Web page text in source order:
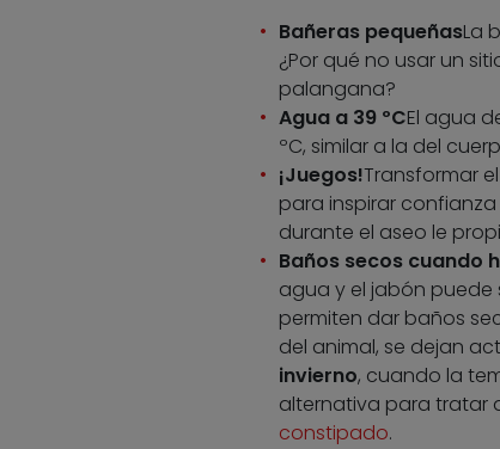
Bañeras pequeñasLa
¿Por qué no usar un
palangana?
Agua a 39 ºCEl agua
ºC, similar a la del
¡Juegos!Transformar
para inspirar
durante el aseo le
Baños secos cuando
agua y el jabón puede
permiten dar baños
del animal, se dejan
invierno, cuando la
alternativa para tratar
constipado.